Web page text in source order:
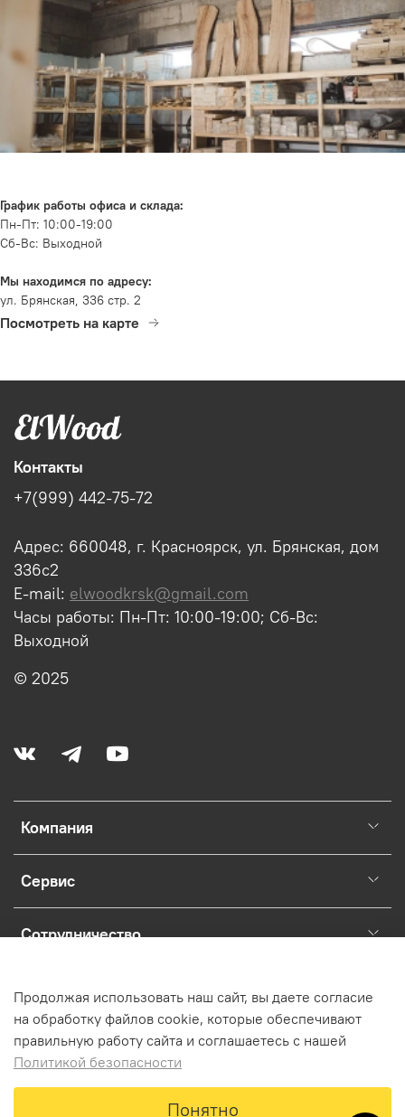
В корзину
График работы офиса и склада:
Пн-Пт: 10:00-19:00
Сб-Вс: Выходной
Мы находимся по адресу:
ул. Брянская, 336 стр. 2
Посмотреть на карте
Компания
Сервис
Сотрудничество
Контакты
+7(999) 442-75-72
Адрес: 660048, г. Красноярск, ул. Брянская, дом
336с2
E-mail: elwoodkrsk@gmail.com
Часы работы: Пн-Пт: 10:00-19:00; Сб-Вс:
Выходной
© 2025
Продолжая использовать наш сайт, вы даете согласие
на обработку файлов cookie, которые обеспечивают
правильную работу сайта и соглашаетесь с нашей
Политикой безопасности
Понятно